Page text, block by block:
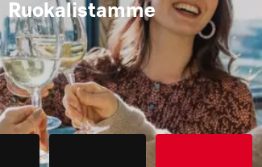
Ruokalistamme